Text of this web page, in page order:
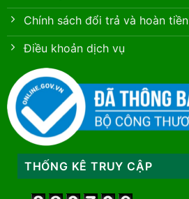
Chính sách đổi trả và hoàn tiền
Điều khoản dịch vụ
THỐNG KÊ TRUY CẬP